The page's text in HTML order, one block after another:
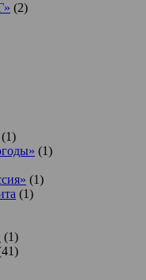
(2)
(1)
(1)
(1)
(1)
(1)